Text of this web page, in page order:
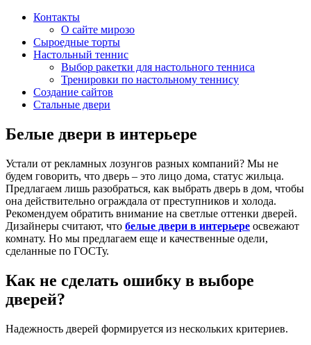
Контакты
О сайте мирозо
Сыроедные торты
Настольный теннис
Выбор ракетки для настольного тенниса
Тренировки по настольному теннису
Создание сайтов
Стальные двери
Белые двери в интерьере
Устали от рекламных лозунгов разных компаний? Мы не
будем говорить, что дверь – это лицо дома, статус жильца.
Предлагаем лишь разобраться, как выбрать дверь в дом, чтобы
она действительно ограждала от преступников и холода.
Рекомендуем обратить внимание на светлые оттенки дверей.
Дизайнеры считают, что белые двери в интерьере освежают
комнату. Но мы предлагаем еще и качественные одели,
сделанные по ГОСТу.
Как не сделать ошибку в выборе
дверей?
Надежность дверей формируется из нескольких критериев.